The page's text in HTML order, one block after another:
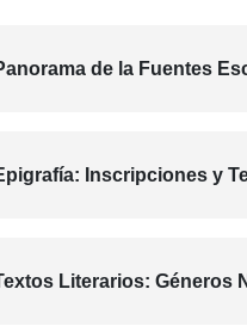
de la Fuentes
Inscripciones y
Literarios: Géneros